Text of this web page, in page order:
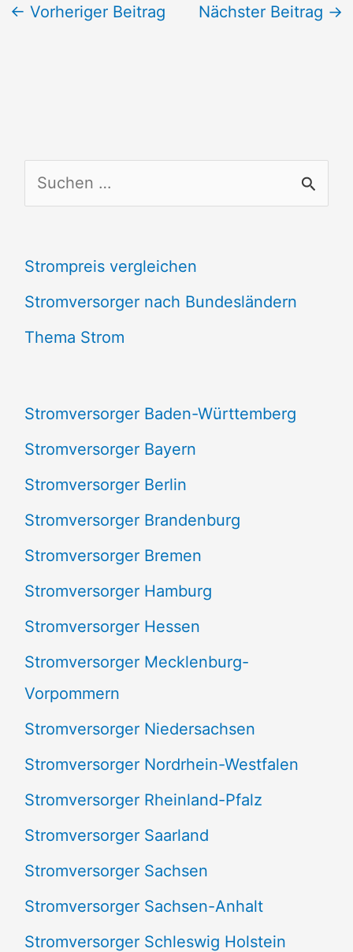
← Vorheriger Beitrag Nächster Beitrag →
u
h
e
n
h
:
Strompreis vergleichen
Stromversorger nach Bundesländern
Thema Strom
Stromversorger Baden-Württemberg
Stromversorger Bayern
Stromversorger Berlin
Stromversorger Brandenburg
Stromversorger Bremen
Stromversorger Hamburg
Stromversorger Hessen
Stromversorger Mecklenburg-
Vorpommern
Stromversorger Niedersachsen
Stromversorger Nordrhein-Westfalen
Stromversorger Rheinland-Pfalz
Stromversorger Saarland
Stromversorger Sachsen
Stromversorger Sachsen-Anhalt
Stromversorger Schleswig Holstein